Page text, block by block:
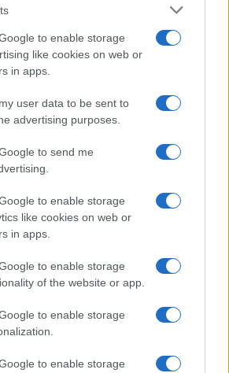
to enable storage
like cookies on web or
in apps.
user data to be sent to
advertising purposes.
to send me
to enable storage
like cookies on web or
in apps.
to enable storage
of the website or app.
to enable storage
to enable storage
infradito animalier con stile:
2026